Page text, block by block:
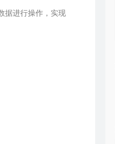
据进行操作，实现